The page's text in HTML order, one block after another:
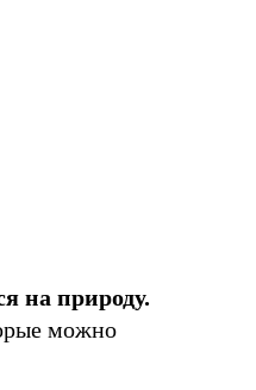
на природу.
можно